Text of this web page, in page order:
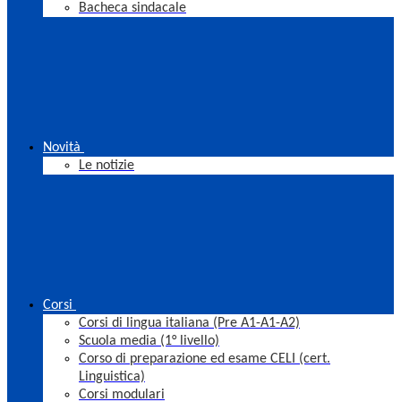
Bacheca sindacale
Novità
Le notizie
Corsi
Corsi di lingua italiana (Pre A1-A1-A2)
Scuola media (1° livello)
Corso di preparazione ed esame CELI (cert.
Linguistica)
Corsi modulari